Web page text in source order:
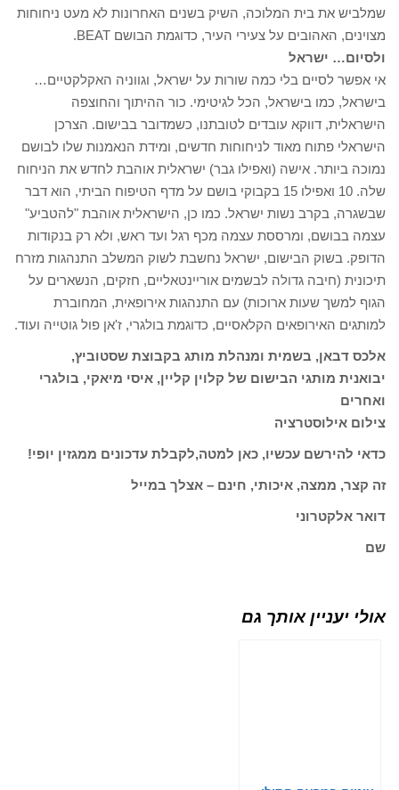
שמלביש את בית המלוכה, השיק בשנים האחרונות לא מעט ניחוחות
מצוינים, האהובים על צעירי העיר, כדוגמת הבושם BEAT.
ולסיום… ישראל
אי אפשר לסיים בלי כמה שורות על ישראל, וגווניה האקלקטיים…
בישראל, כמו בישראל, הכל לגיטימי. כור ההיתוך והחוצפה
הישראלית, דווקא עובדים לטובתנו, כשמדובר בבישום. הצרכן
הישראלי פתוח מאוד לניחוחות חדשים, ומידת הנאמנות שלו לבושם
נמוכה ביותר. אישה (ואפילו גבר) ישראלית אוהבת לחדש את הניחוח
שלה. 10 ואפילו 15 בקבוקי בושם על מדף הטיפוח הביתי, הוא דבר
שבשגרה, בקרב נשות ישראל. כמו כן, הישראלית אוהבת "להטביע"
עצמה בבושם, ומרססת עצמה מכף רגל ועד ראש, ולא רק בנקודות
הדופק. בשוק הבישום, ישראל נחשבת לשוק המשלב התנהגות מזרח
תיכונית (חיבה גדולה לבשמים אוריינטאליים, חזקים, הנשארים על
הגוף למשך שעות ארוכות) עם התנהגות אירופאית, המחוברת
למותגים האירופאים הקלאסיים, כדוגמת בולגרי, ז'אן פול גוטייה ועוד.
אלכס דבאן, בשמית ומנהלת מותג בקבוצת שסטוביץ,
יבואנית מותגי הבישום של קלוין קליין, איסי מיאקי, בולגרי
ואחרים
צילום אילוסטרציה
כדאי להירשם עכשיו, כאן למטה,לקבלת עדכונים ממגזין יופי!
זה קצר, ממצה, איכותי, חינם – אצלך במייל
דואר אלקטרוני
שם
אולי יעניין אותך גם